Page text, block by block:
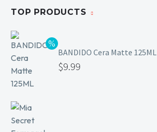
TOP PRODUCTS
BANDIDO Cera Matte 125ML
$9.99